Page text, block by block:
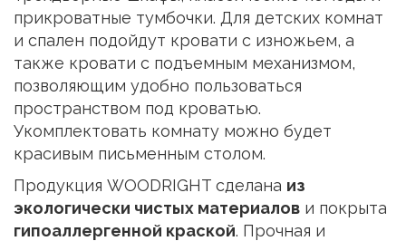
прикроватные тумбочки. Для детских комнат
и спален подойдут кровати с изножьем, а
также кровати с подъемным механизмом,
позволяющим удобно пользоваться
пространством под кроватью.
Укомплектовать комнату можно будет
красивым письменным столом.
Продукция WOODRIGHT сделана из
экологически чистых материалов и покрыта
гипоаллергенной краской. Прочная и